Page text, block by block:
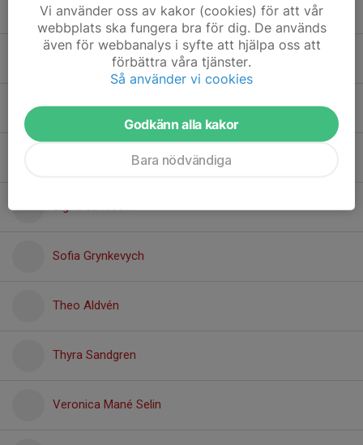
Maddox Kjellberg Persson
Melvin Modd
Minelle Jansson-Olsson
Sebastian Mané selin
Sigrid Jansson
Sofia Grynkevych
Theo Aldvén
Thyra Sandgren
Veronica Mané Selin
Vi använder oss av kakor (cookies) för att vår
webbplats ska fungera bra för dig. De används
även för webbanalys i syfte att hjälpa oss att
förbättra våra tjänster.
Så använder vi cookies
Godkänn alla kakor
Bara nödvändiga